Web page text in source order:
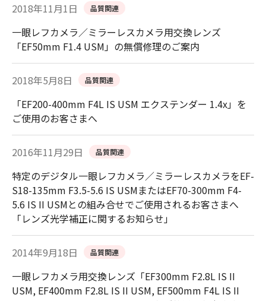
2018年11月1日 品質関連
一眼レフカメラ／ミラーレスカメラ用交換レンズ
「EF50mm F1.4 USM」の無償修理のご案内
2018年5月8日 品質関連
「EF200-400mm F4L IS USM エクステンダー 1.4x」を
ご使用のお客さまへ
2016年11月29日 品質関連
特定のデジタル一眼レフカメラ／ミラーレスカメラをEF-
S18-135mm F3.5-5.6 IS USMまたはEF70-300mm F4-
5.6 IS II USMとの組み合せでご使用されるお客さまへ
「レンズ光学補正に関するお知らせ」
2014年9月18日 品質関連
一眼レフカメラ用交換レンズ「EF300mm F2.8L IS II
USM, EF400mm F2.8L IS II USM, EF500mm F4L IS II